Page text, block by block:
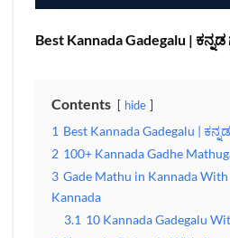
Best Kannada Gadegalu |
Contents hide
1 Best Kannada Gadegalu |
2 100+ Kannada Gadhe
3 Gade Mathu in Kannada
Kannada
3.1 10 Kannada Gadegalu